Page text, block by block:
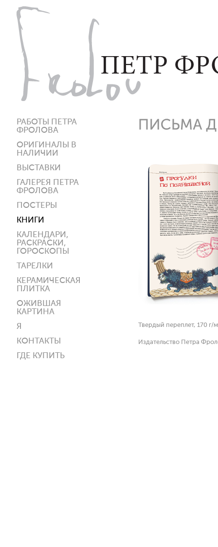
РАБОТЫ ПЕТРА
ФРОЛОВА
ОРИГИНАЛЫ В
НАЛИЧИИ
ВЫСТАВКИ
ГАЛЕРЕЯ ПЕТРА
ФРОЛОВА
ПОСТЕРЫ
КНИГИ
КАЛЕНДАРИ,
РАСКРАСКИ,
ГОРОСКОПЫ
ТАРЕЛКИ
КЕРАМИЧЕСКАЯ
ПЛИТКА
ОЖИВШАЯ
КАРТИНА
Я
КОНТАКТЫ
ГДЕ КУПИТЬ
Твердый переплет, 170 г/
Издательство Петра